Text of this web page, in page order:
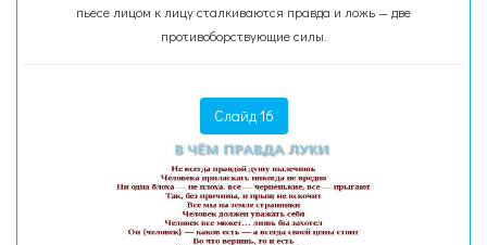
пьесе лицом к лицу сталкиваются правда и ложь — две
противоборствующие силы.
Слайд 16